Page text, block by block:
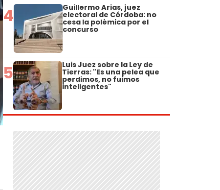
4 Guillermo Arias, juez
electoral de Córdoba: no
cesa la polémica por el
concurso
5 Luis Juez sobre la Ley de
Tierras: "Es una pelea que
perdimos, no fuimos
inteligentes"